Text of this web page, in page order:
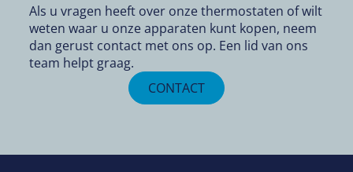
Als u vragen heeft over onze thermostaten of wilt
weten waar u onze apparaten kunt kopen, neem
dan gerust contact met ons op. Een lid van ons
team helpt graag.
CONTACT